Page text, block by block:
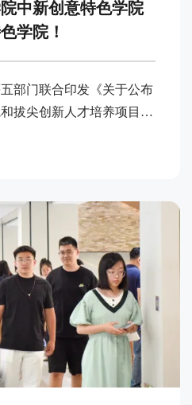
中新创意特色学院
学院！
部门联合印发《关于公布
拔尖创新人才培养项目名
等多轮严格遴选，青岛黄